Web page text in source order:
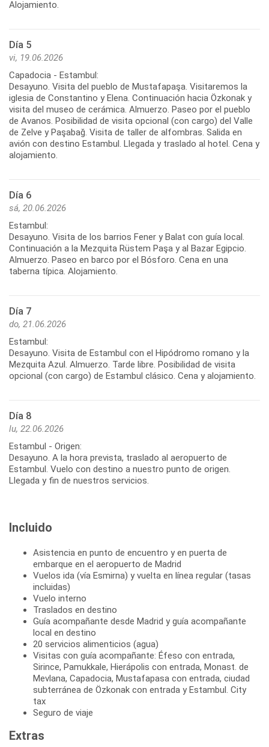
Día 5
vi, 19.06.2026
Capadocia - Estambul:
Desayuno. Visita del pueblo de Mustafapaşa. Visitaremos la
iglesia de Constantino y Elena. Continuación hacia Özkonak y
visita del museo de cerámica. Almuerzo. Paseo por el pueblo
de Avanos. Posibilidad de visita opcional (con cargo) del Valle
de Zelve y Paşabağ. Visita de taller de alfombras. Salida en
avión con destino Estambul. Llegada y traslado al hotel. Cena y
Día 6
sá, 20.06.2026
Estambul:
Desayuno. Visita de los barrios Fener y Balat con guía local.
Continuación a la Mezquita Rüstem Paşa y al Bazar Egipcio.
Almuerzo. Paseo en barco por el Bósforo. Cena en una
Día 7
do, 21.06.2026
Estambul:
Desayuno. Visita de Estambul con el Hipódromo romano y la
Mezquita Azul. Almuerzo. Tarde libre. Posibilidad de visita
Día 8
lu, 22.06.2026
Estambul - Origen:
Desayuno. A la hora prevista, traslado al aeropuerto de
Estambul. Vuelo con destino a nuestro punto de origen.
Incluido
Asistencia en punto de encuentro y en puerta de
embarque en el aeropuerto de Madrid
Vuelos ida (vía Esmirna) y vuelta en línea regular (tasas
incluidas)
Vuelo interno
Traslados en destino
Guía acompañante desde Madrid y guía acompañante
local en destino
20 servicios alimenticios (agua)
Visitas con guía acompañante: Éfeso con entrada,
Sirince, Pamukkale, Hierápolis con entrada, Monast. de
Mevlana, Capadocia, Mustafapasa con entrada, ciudad
subterránea de Özkonak con entrada y Estambul. City
tax
Seguro de viaje
Extras